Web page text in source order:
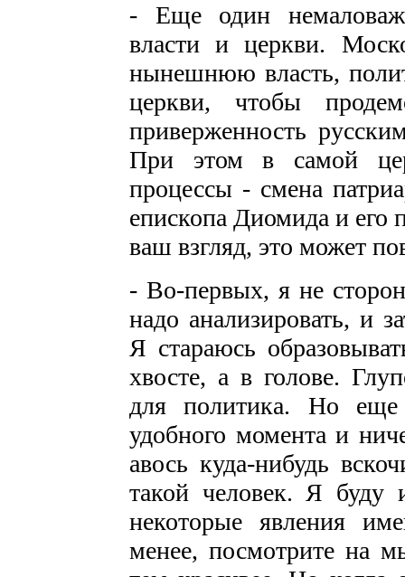
- Еще один
власти и церкви.
нынешнюю власть,
церкви, чтобы
приверженность
При этом в самой
процессы - смена
епископа Диомида и его
ваш взгляд, это может
- Во-первых, я не
надо анализировать, и
Я стараюсь
хвосте, а в голове.
для политика. Но
удобного момента и
авось куда-нибудь
такой человек. Я буду
некоторые явления
менее, посмотрите на